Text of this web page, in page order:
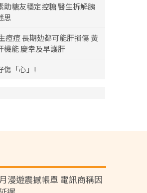
助糖友穩定控糖 醫生拆解胰
思
痘痘 長期攰都可能肝損傷 黃
機能 慶幸及早護肝
傷「心」!
漫遊震撼帳單 電訊商稱因